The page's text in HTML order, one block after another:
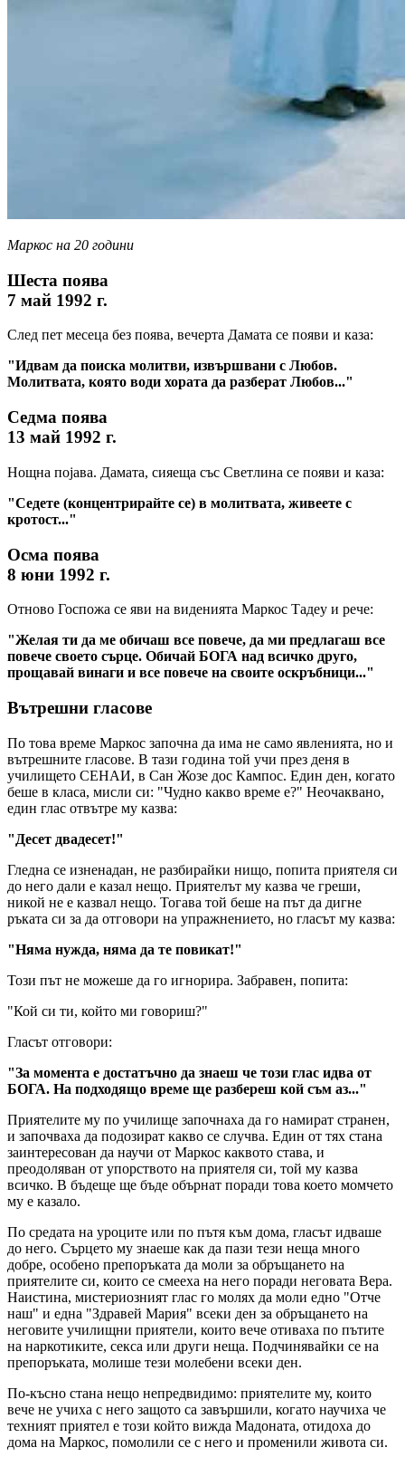
Маркос на 20 години
Шеста поява
7 май 1992 г.
След пет месеца без поява, вечерта Дамата се появи и каза:
"Идвам да поиска молитви, извършвани с Любов.
Молитвата, която води хората да разберат Любов..."
Седма поява
13 май 1992 г.
Нощна појава. Дамата, сияеща със Светлина се появи и каза:
"Седете (концентрирайте се) в молитвата, живеете с
кротост..."
Осма поява
8 юни 1992 г.
Отново Госпожа се яви на виденията Маркос Тадеу и рече:
"Желая ти да ме обичаш все повече, да ми предлагаш все
повече своето сърце. Обичай БОГА над всичко друго,
прощавай винаги и все повече на своите оскръбници..."
Вътрешни гласове
По това време Маркос започна да има не само явленията, но и
вътрешните гласове. В тази година той учи през деня в
училището СЕНАИ, в Сан Жозе дос Кампос. Един ден, когато
беше в класа, мисли си: "Чудно какво време е?" Неочаквано,
един глас отвътре му казва:
"Десет двадесет!"
Гледна се изненадан, не разбирайки нищо, попита приятеля си
до него дали е казал нещо. Приятелът му казва че греши,
никой не е казвал нещо. Тогава той беше на път да дигне
ръката си за да отговори на упражнението, но гласът му казва:
"Няма нужда, няма да те повикат!"
Този път не можеше да го игнорира. Забравен, попита:
"Кой си ти, който ми говориш?"
Гласът отговори:
"За момента е достатъчно да знаеш че този глас идва от
БОГА. На подходящо време ще разбереш кой съм аз..."
Приятелите му по училище започнаха да го намират странен,
и започваха да подозират какво се случва. Един от тях стана
заинтересован да научи от Маркос каквото става, и
преодоляван от упорството на приятеля си, той му казва
всичко. В бъдеще ще бъде обърнат поради това което момчето
му е казало.
По средата на уроците или по пътя към дома, гласът идваше
до него. Сърцето му знаеше как да пази тези неща много
добре, особено препоръката да моли за обръщането на
приятелите си, които се смееха на него поради неговата Вера.
Наистина, мистериозният глас го молях да моли едно "Отче
наш" и една "Здравей Мария" всеки ден за обръщането на
неговите училищни приятели, които вече отиваха по пътите
на наркотиките, секса или други неща. Подчинявайки се на
препоръката, молише тези молебени всеки ден.
По-късно стана нещо непредвидимо: приятелите му, които
вече не учиха с него защото са завършили, когато научиха че
техният приятел е този който вижда Мадоната, отидоха до
дома на Маркос, помолили се с него и променили живота си.